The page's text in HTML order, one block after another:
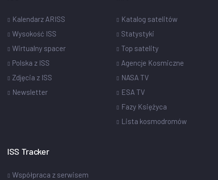
Kalendarz ARISS
Wysokość ISS
Wirtualny spacer
Polska z ISS
Zdjęcia z ISS
Newsletter
Katalog satelitów
Statystyki
Top satelity
Agencje Kosmiczne
NASA TV
ESA TV
Fazy Księżyca
Lista kosmodromów
ISS Tracker
Współpraca z serwisem